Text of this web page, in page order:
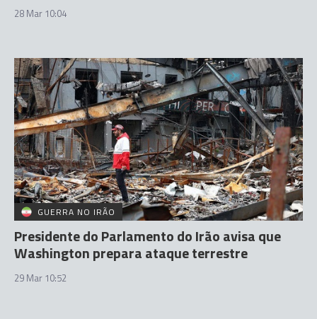
28 Mar 10:04
GUERRA NO IRÃO
Presidente do Parlamento do Irão avisa que
Washington prepara ataque terrestre
29 Mar 10:52